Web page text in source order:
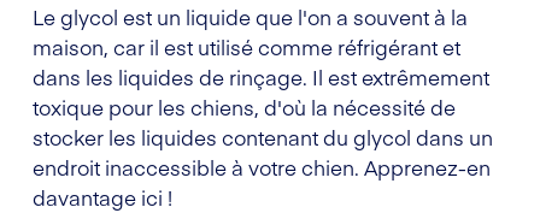
Le glycol est un liquide que l'on a souvent à la
maison, car il est utilisé comme réfrigérant et
dans les liquides de rinçage. Il est extrêmement
toxique pour les chiens, d'où la nécessité de
stocker les liquides contenant du glycol dans un
endroit inaccessible à votre chien. Apprenez-en
davantage ici !